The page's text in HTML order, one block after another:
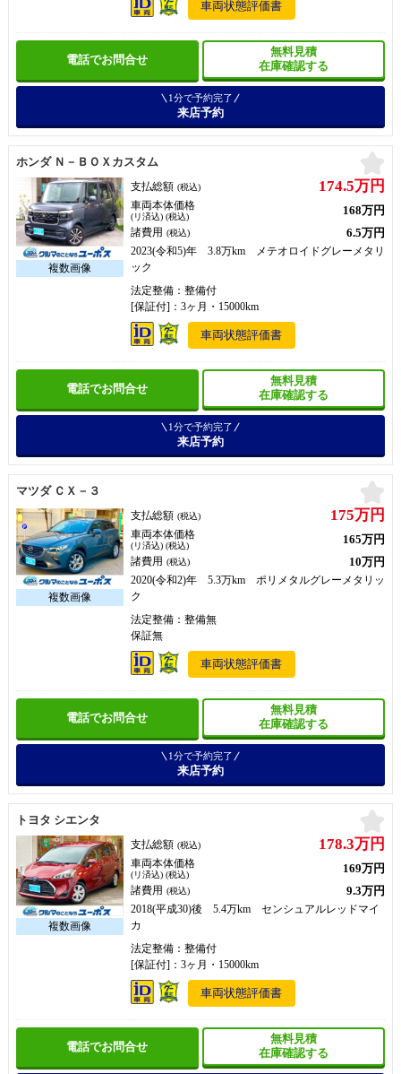
車両状態評価書
電話でお問合せ
無料見積
在庫確認する
1分で予約完了
来店予約
ホンダ Ｎ－ＢＯＸカスタム
支払総額 (税込) 174.5万円
車両本体価格
(リ済込) (税込) 168万円
諸費用 (税込) 6.5万円
2023(令和5)年 3.8万km メテオロイドグレーメタリ
ック
法定整備：整備付
[保証付]：3ヶ月・15000km
車両状態評価書
電話でお問合せ
無料見積
在庫確認する
1分で予約完了
来店予約
マツダ ＣＸ－３
支払総額 (税込) 175万円
車両本体価格
(リ済込) (税込) 165万円
諸費用 (税込) 10万円
2020(令和2)年 5.3万km ポリメタルグレーメタリッ
ク
法定整備：整備無
保証無
車両状態評価書
電話でお問合せ
無料見積
在庫確認する
1分で予約完了
来店予約
トヨタ シエンタ
支払総額 (税込) 178.3万円
車両本体価格
(リ済込) (税込) 169万円
諸費用 (税込) 9.3万円
2018(平成30)後 5.4万km センシュアルレッドマイ
カ
法定整備：整備付
[保証付]：3ヶ月・15000km
車両状態評価書
電話でお問合せ
無料見積
在庫確認する